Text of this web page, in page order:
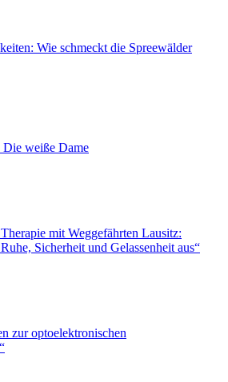
Wie schmeckt die Spreewälder
weiße Dame
mit Weggefährten Lausitz:
Sicherheit und Gelassenheit aus“
zur optoelektronischen